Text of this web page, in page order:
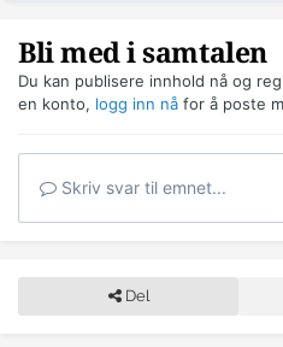
Bli med i samtalen
Du kan publisere innhold nå og
en konto, logg inn nå for å poste
Skriv svar til emnet...
Del